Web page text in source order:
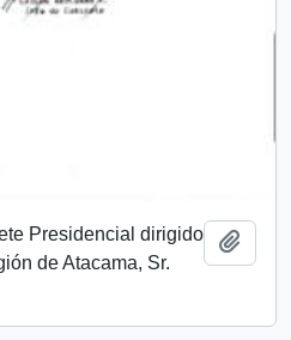
Presidencial dirigido
de Atacama, Sr.